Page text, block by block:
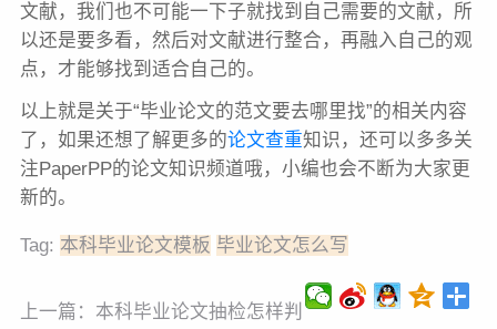
文献，我们也不可能一下子就找到自己需要的文献，所
以还是要多看，然后对文献进行整合，再融入自己的观
点，才能够找到适合自己的。
以上就是关于“毕业论文的范文要去哪里找”的相关内容
了，如果还想了解更多的论文查重知识，还可以多多关
注PaperPP的论文知识频道哦，小编也会不断为大家更
新的。
Tag: 本科毕业论文模板 毕业论文怎么写
上一篇： 本科毕业论文抽检怎样判